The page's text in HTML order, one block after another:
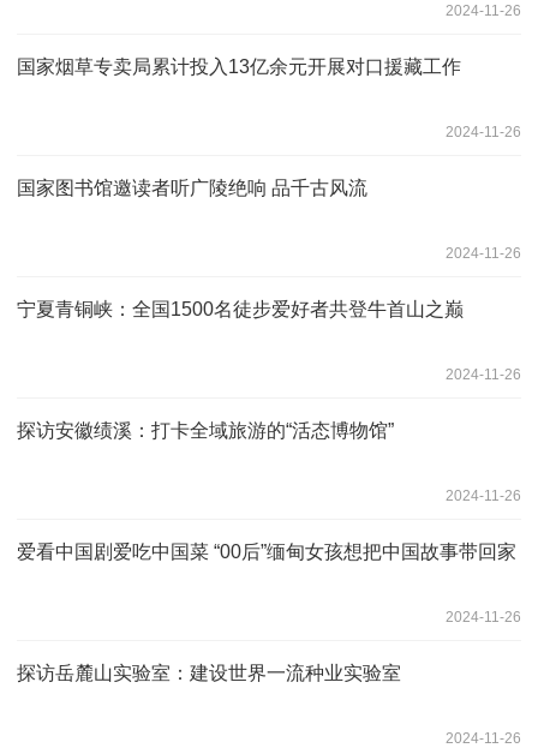
2024-11-26
国家烟草专卖局累计投入13亿余元开展对口援藏工作
2024-11-26
国家图书馆邀读者听广陵绝响 品千古风流
2024-11-26
宁夏青铜峡：全国1500名徒步爱好者共登牛首山之巅
2024-11-26
探访安徽绩溪：打卡全域旅游的“活态博物馆”
2024-11-26
爱看中国剧爱吃中国菜 “00后”缅甸女孩想把中国故事带回家
2024-11-26
探访岳麓山实验室：建设世界一流种业实验室
2024-11-26